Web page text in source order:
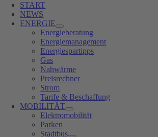
START
NEWS
ENERGIE
Energieberatung
Energiemanagement
Energiespartipps
Gas
Nahwärme
Preisrechner
Strom
Tarife & Beschaffung
MOBILITÄT
Elektromobilität
Parken
Stadtbus